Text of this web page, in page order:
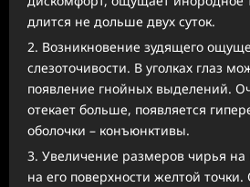
длится не дольше двух суток.
Возникновение зудящего
слезоточивости. В уголках глаз
появление гнойных выделений.
отекает больше, появляется
оболочки – конъюнктивы.
Увеличение размеров чирья на
на его поверхности желтой точки.